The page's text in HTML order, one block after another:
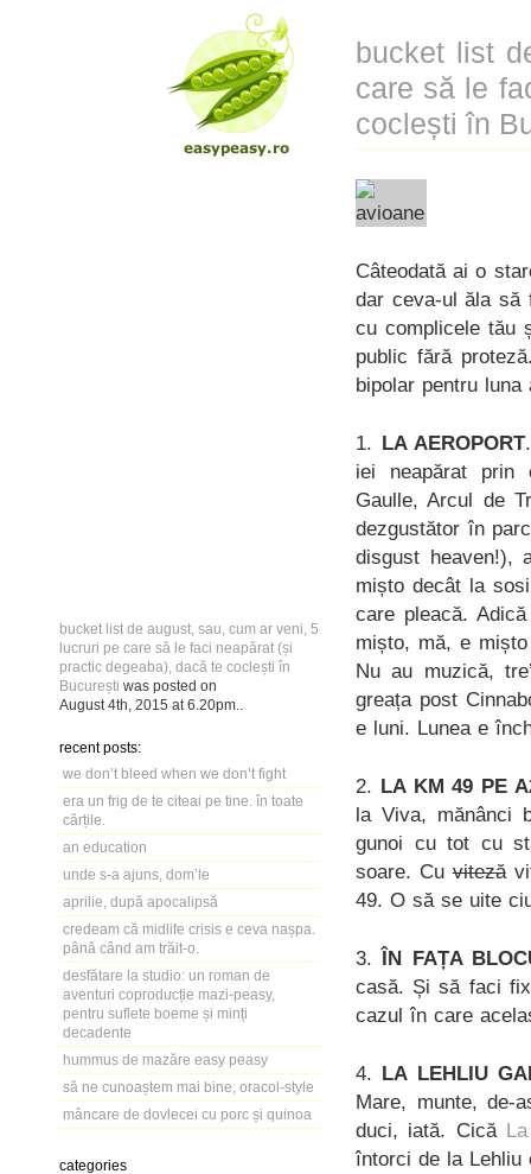
bucket list de august, sau, cum ar veni, 5
lucruri pe care să le faci neapărat (și
practic degeaba), dacă te coclești în
București was posted on
August 4th, 2015 at 6.20pm
recent posts:
we don’t bleed when we don’t fight
era un frig de te citeai pe tine. în toate
cărțile.
an education
unde s-a ajuns, dom’le
aprilie, după apocalipsă
credeam că midlife crisis e ceva nașpa.
până când am trăit-o.
desfătare la studio: un roman de
aventuri coproducție mazi-peasy,
pentru suflete boeme și minți
decadente
hummus de mazăre easy peasy
să ne cunoaștem mai bine, oracol-style
mâncare de dovlecei cu porc și quinoa
categories
bucket list
care să le
coclești în
Câteodată ai o
dar ceva-ul ăla să
cu complicele tău
public fără
bipolar pentru
1. LA AEROPORT
iei neapărat prin
Gaulle, Arcul de
dezgustător în
disgust heaven!),
mișto decât la
care pleacă.
mișto, mă, e
Nu au muzică,
greața post
e luni. Lunea e
2. LA KM 49 PE
la Viva, mănânci
gunoi cu tot cu
soare. Cuviteză
49. O să se uite
3. ÎN FAȚA
casă. Și să faci
cazul în care
4. LA LEHLIU
Mare, munte, de-
duci, iată. Cică
întorci de la Lehliu